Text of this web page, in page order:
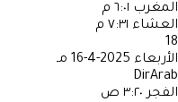
المغرب ٦:٠١ م
العشاء ٧:٣١ م
18
الأربعاء 2025-4-16 مـ
DirArab
الفجر ٣:٢٠ ص